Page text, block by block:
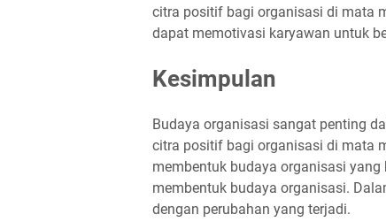
citra positif bagi organisasi di mata
dapat memotivasi karyawan untuk
Kesimpulan
Budaya organisasi sangat penting
citra positif bagi organisasi di mata
membentuk budaya organisasi
membentuk budaya organisasi.
dengan perubahan yang terjadi.